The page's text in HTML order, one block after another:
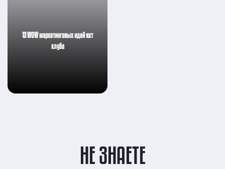
13 WOW маркетинговых идей яхт
клуба
НЕ ЗНАЕТЕ